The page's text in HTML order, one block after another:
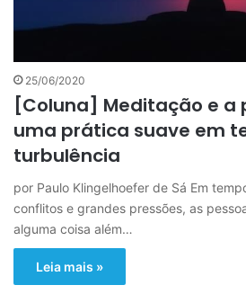
25/06/2020
[Coluna] Meditação e a
uma prática suave em
turbulência
por Paulo Klingelhoefer de Sá Em
conflitos e grandes pressões, as
alguma coisa além…
Leia mais »